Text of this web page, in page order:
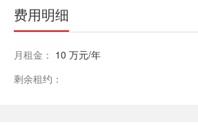
费用明细
月租金： 10 万元/年
剩余租约：